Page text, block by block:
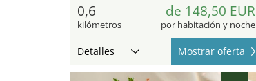
0,6
kilómetros
de 148,50 EUR
por habitación y noche
Detalles Mostrar oferta